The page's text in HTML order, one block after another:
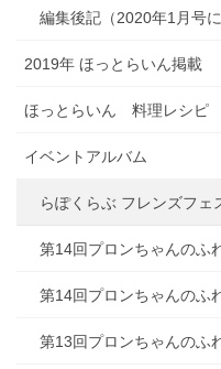
編集後記（2020年1月号に
2019年 ほっとらいん掲載
ほっとらいん 料理レシピ
イベントアルバム
らぽくらぶ フレンズフ
第14回プロンちゃんのふ
第14回プロンちゃんのふ
第13回プロンちゃんのふ